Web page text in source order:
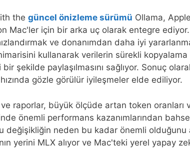
the güncel önizleme sürümü Ollama,
Mac'ler için bir arka uç olarak entegre
ve donanımdan daha iyi
kullanarak verilerin sürekli kopyalama
bir şekilde paylaşılmasını sağlıyor. Sonuç
gözle görülür iyileşmeler elde ediliyor.
ve raporlar, büyük ölçüde artan token oranları
önemli performans kazanımlarından
değişikliğin neden bu kadar önemli olduğunu
yerini MLX alıyor ve Mac'teki yerel yapay